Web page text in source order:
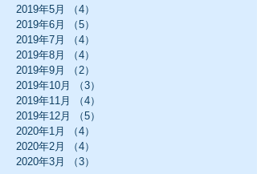
2019年5月 （4）
2019年6月
（5）
2019年7月
（4）
2019年8月
（4）
2019年9月
（2）
2019年10月
（3）
2019年11月
（4）
2019年12月
（5）
2020年1月
（4）
2020年2月
（4）
2020年3月
（3）